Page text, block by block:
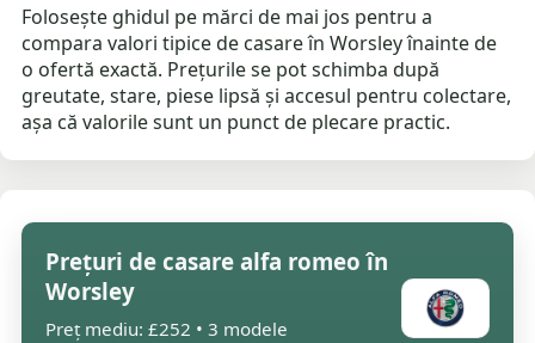
Folosește ghidul pe mărci de mai jos pentru a
compara valori tipice de casare în Worsley înainte de
o ofertă exactă. Prețurile se pot schimba după
greutate, stare, piese lipsă și accesul pentru colectare,
așa că valorile sunt un punct de plecare practic.
Prețuri de casare alfa romeo în
Worsley
Preț mediu: £252 • 3 modele